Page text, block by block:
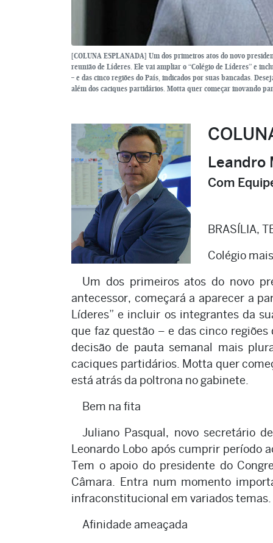
[COLUNA ESPLANADA] Um dos primeiros atos do novo
reunião de Líderes. Ele vai ampliar o “Colégio de Líderes” e
– e das cinco regiões do País, indicados por suas bancadas.
além dos caciques partidários. Motta quer começar inovando
Leandro
Com
BRASÍLIA,
Colégio
Um dos primeiros atos do novo
antecessor, começará a aparecer a
Líderes” e incluir os integrantes da
que faz questão – e das cinco
decisão de pauta semanal mais
caciques partidários. Motta quer
está atrás da poltrona no gabinete.
Bem na fita
Juliano Pasqual, novo secretário
Leonardo Lobo após cumprir período
Tem o apoio do presidente do
Câmara. Entra num momento
infraconstitucional em variados temas.
Afinidade ameaçada